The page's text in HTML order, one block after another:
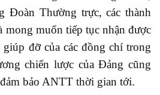
Đoàn Thường trực, các thành
mong muốn tiếp tục nhận được
đỡ của các đồng chí trong
chiến lược của Đảng cũng
bảo ANTT thời gian tới.